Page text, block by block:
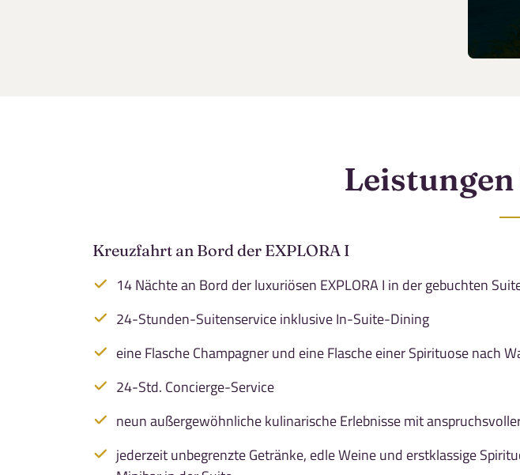
Kreuzfahrt an Bord der EXPLORA I
14 Nächte an Bord der luxuriösen EXPLORA I in der gebuchten
24-Stunden-Suitenservice inklusive In-Suite-Dining
eine Flasche Champagner und eine Flasche einer Spirituose nach
24-Std. Concierge-Service
neun außergewöhnliche kulinarische Erlebnisse mit
jederzeit unbegrenzte Getränke, edle Weine und erstklassige